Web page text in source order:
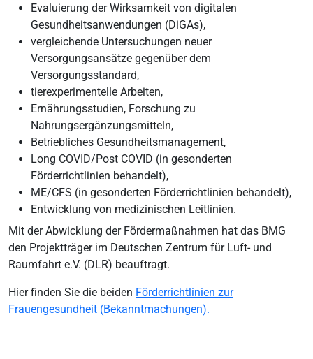
Evaluierung der Wirksamkeit von digitalen
Gesundheitsanwendungen (DiGAs),
vergleichende Untersuchungen neuer
Versorgungsansätze gegenüber dem
Versorgungsstandard,
tierexperimentelle Arbeiten,
Ernährungsstudien, Forschung zu
Nahrungsergänzungsmitteln,
Betriebliches Gesundheitsmanagement,
Long COVID/Post COVID (in gesonderten
Förderrichtlinien behandelt),
ME/CFS (in gesonderten Förderrichtlinien behandelt),
Entwicklung von medizinischen Leitlinien.
Mit der Abwicklung der Fördermaßnahmen hat das BMG
den Projektträger im Deutschen Zentrum für Luft- und
Raumfahrt e.V. (DLR) beauftragt.
Hier finden Sie die beiden Förderrichtlinien zur
Frauengesundheit (Bekanntmachungen).